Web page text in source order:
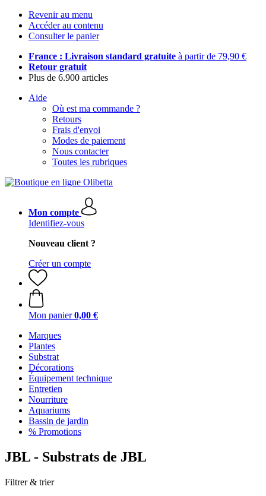
Revenir au menu
Accéder au contenu
Consulter le panier
France : Livraison standard gratuite à partir de 79,90 €
Retour gratuit
Plus de 6.900 articles
Aide
Où est ma commande ?
Retours
Frais d'envoi
Modes de paiement
Nous contacter
Toutes les rubriques
Mon compte
Identifiez-vous
Nouveau client ?
Créer un compte
Mon panier 0,00 €
Marques
Plantes
Substrat
Décorations
Équipement technique
Entretien
Nourriture
Aquariums
Bassin de jardin
% Promotions
JBL - Substrats de JBL
Filtrer & trier